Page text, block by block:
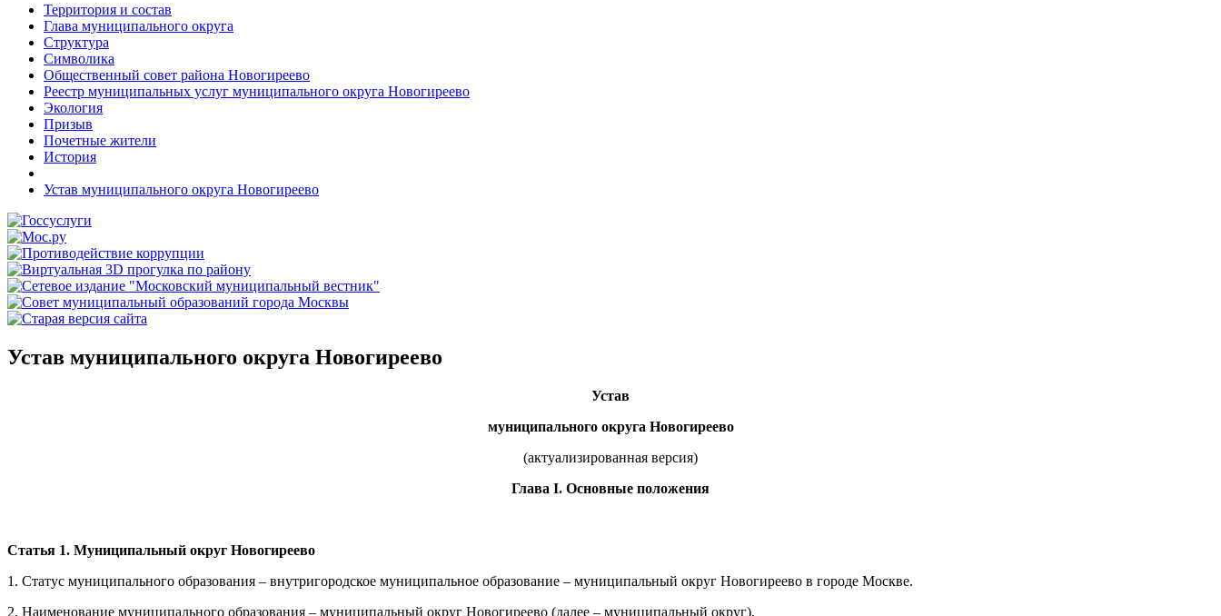
Территория и состав
Глава муниципального округа
Структура
Символика
Общественный совет района Новогиреево
Реестр муниципальных услуг муниципального округа Новогиреево
Экология
Призыв
Почетные жители
История
Устав муниципального округа Новогиреево
Устав муниципального округа Новогиреево
Устав
муниципального округа Новогиреево
(актуализированная версия)
Глава I. Основные положения
Статья 1. Муниципальный округ Новогиреево
1. Статус муниципального образования – внутригородское муниципальное образование – муниципальный округ Новогиреево в городе Москве.
2. Наименование муниципального образования – муниципальный округ Новогиреево (далее – муниципальный округ).